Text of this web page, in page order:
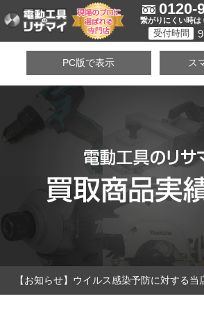
0120-
繋がりにくい時は
受付時間
PC版で表示 ス
【お知らせ】ウイルス感染予防に対する